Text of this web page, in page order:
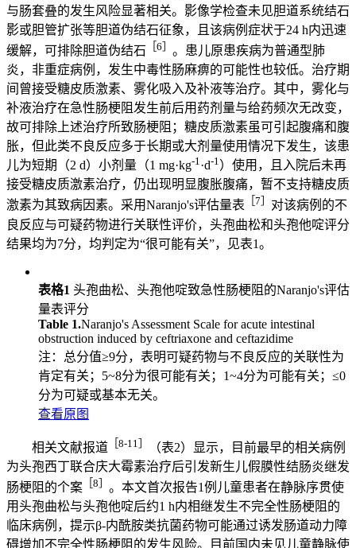
与肠套叠的发生风险显著相关。影像学检查未见胆道系统结石
影或胆管扩张等胆道伪结石征象，且该病例症状于24 h内迅速
缓解，可排除胆道伪结石 ［6］ 。患儿原患疾病为普通型肺
炎，非重症病例，发生中毒性肠麻痹的可能性也较低。治疗期
间曾接受糖皮质激素、雾化吸入及补液等治疗。其中，雾化与
补液治疗在急性肠梗阻发生前后用药剂量与给药频次无改变，
故可排除上述治疗所致肠梗阻；糖皮质激素虽可引起腹痛和腹
胀，但此类不良反应多于长期或大剂量使用情况下发生，该患
儿为短期（2 d）小剂量（1 mg·kg-1·d-1）使用，且入院后未再
接受糖皮质激素治疗，仍出现明显腹胀腹痛，暂不支持糖皮质
激素为其致病因素。采用Naranjo's评估量表 ［7］ 对该病例的不
良反应与可疑药物进行关联性评价，头孢曲松和头孢他啶评分
结果均为7分，均判定为“很可能有关”，见表1。
表格1 头孢曲松、头孢他啶致急性肠梗阻的Naranjo's评估
量表评分
Table 1.Naranjo's Assessment Scale for acute intestinal
obstruction induced by ceftriaxone and ceftazidime
注：总分值≥9分，表明可疑药物与不良反应的关联性为
肯定有关；5~8分为很可能有关；1~4分为可能有关；≤0
分为可疑或基本无关。
查看原图
相关文献报道 ［8-11］
（表2）显示，目前最早的相关病例
为头孢西丁联合庆大霉素治疗后引发新生儿假膜性结肠炎继发
肠梗阻的个案 ［8］ 。本文首次报告1例儿童患者在静脉序贯使
用头孢曲松与头孢他啶后约1 h内相继发生不完全性肠梗阻的
临床病例，提示β-内酰胺类抗菌药物可能通过诱发肠道动力障
碍增加不完全性肠梗阻的发生风险。目前国内未见儿童静脉使